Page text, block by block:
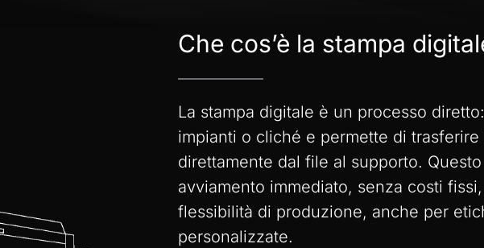
Che cos’è la stampa
La stampa digitale è un processo
impianti o cliché e permette di trasferire
direttamente dal file al supporto.
avviamento immediato, senza costi
flessibilità di produzione, anche per
personalizzate.